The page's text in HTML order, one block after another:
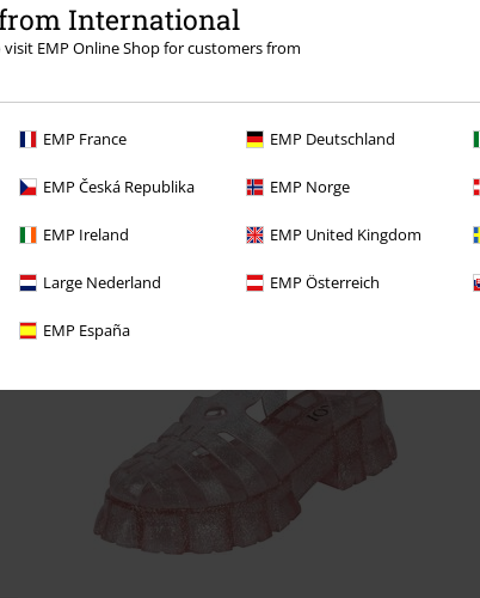
International
visit EMP Online Shop for customers from
EMP France EMP Deutschland
EMP Česká Republika EMP Norge
EMP Ireland EMP United Kingdom
Large Nederland EMP Österreich
EMP España
30 Tage Test-Abo für unseren BACKSTAGE CLUB